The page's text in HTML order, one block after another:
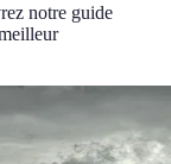
notre guide